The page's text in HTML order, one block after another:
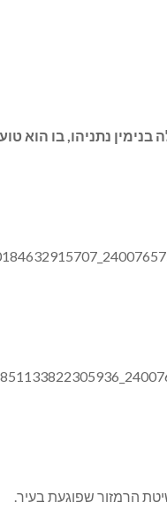
נתניהו, בו הוא
הרמזור שפוגעת בעיר.